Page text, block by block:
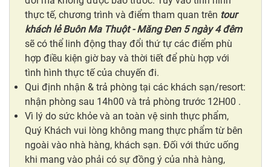
thực tế, chương trình và điểm tham quan trên tour
khách lẻ Buôn Ma Thuột - Măng Đen 5 ngày 4 đêm
sẽ có thể linh động thay đổi thứ tự các điểm phù
hợp điều kiện giờ bay và thời tiết để phù hợp với
tình hình thực tế của chuyến đi.
Qui định nhận & trả phòng tại các khách sạn/resort:
nhận phòng sau 14h00 và trả phòng trước 12H00 .
Vì lý do sức khỏe và an toàn vệ sinh thực phẩm,
Quý Khách vui lòng không mang thực phẩm từ bên
ngoài vào nhà hàng, khách sạn. Đối với thức uống
khi mang vào phải có sự đồng ý của nhà hàng,